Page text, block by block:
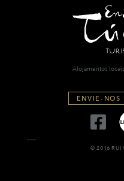
Alojamentos
ENVIE-NOS
© 2016 RUI